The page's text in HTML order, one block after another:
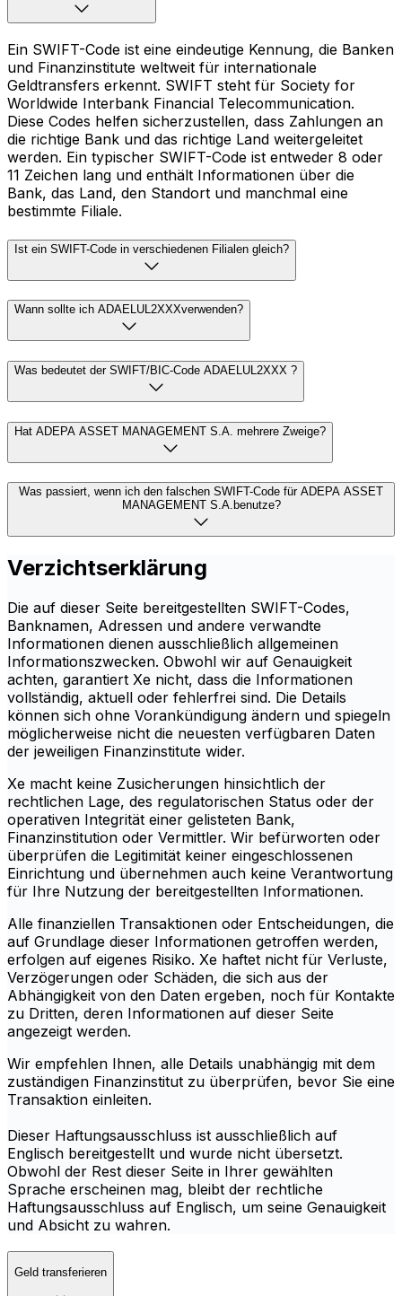
Ein SWIFT-Code ist eine eindeutige Kennung, die Banken
und Finanzinstitute weltweit für internationale
Geldtransfers erkennt. SWIFT steht für Society for
Worldwide Interbank Financial Telecommunication.
Diese Codes helfen sicherzustellen, dass Zahlungen an
die richtige Bank und das richtige Land weitergeleitet
werden. Ein typischer SWIFT-Code ist entweder 8 oder
11 Zeichen lang und enthält Informationen über die
Bank, das Land, den Standort und manchmal eine
bestimmte Filiale.
Ist ein SWIFT-Code in verschiedenen Filialen gleich?
Wann sollte ich ADAELUL2XXXverwenden?
Was bedeutet der SWIFT/BIC-Code ADAELUL2XXX ?
Hat ADEPA ASSET MANAGEMENT S.A. mehrere Zweige?
Was passiert, wenn ich den falschen SWIFT-Code für ADEPA ASSET
MANAGEMENT S.A.benutze?
Verzichtserklärung
Die auf dieser Seite bereitgestellten SWIFT-Codes,
Banknamen, Adressen und andere verwandte
Informationen dienen ausschließlich allgemeinen
Informationszwecken. Obwohl wir auf Genauigkeit
achten, garantiert Xe nicht, dass die Informationen
vollständig, aktuell oder fehlerfrei sind. Die Details
können sich ohne Vorankündigung ändern und spiegeln
möglicherweise nicht die neuesten verfügbaren Daten
der jeweiligen Finanzinstitute wider.
Xe macht keine Zusicherungen hinsichtlich der
rechtlichen Lage, des regulatorischen Status oder der
operativen Integrität einer gelisteten Bank,
Finanzinstitution oder Vermittler. Wir befürworten oder
überprüfen die Legitimität keiner eingeschlossenen
Einrichtung und übernehmen auch keine Verantwortung
für Ihre Nutzung der bereitgestellten Informationen.
Alle finanziellen Transaktionen oder Entscheidungen, die
auf Grundlage dieser Informationen getroffen werden,
erfolgen auf eigenes Risiko. Xe haftet nicht für Verluste,
Verzögerungen oder Schäden, die sich aus der
Abhängigkeit von den Daten ergeben, noch für Kontakte
zu Dritten, deren Informationen auf dieser Seite
angezeigt werden.
Wir empfehlen Ihnen, alle Details unabhängig mit dem
zuständigen Finanzinstitut zu überprüfen, bevor Sie eine
Transaktion einleiten.
Dieser Haftungsausschluss ist ausschließlich auf
Englisch bereitgestellt und wurde nicht übersetzt.
Obwohl der Rest dieser Seite in Ihrer gewählten
Sprache erscheinen mag, bleibt der rechtliche
Haftungsausschluss auf Englisch, um seine Genauigkeit
und Absicht zu wahren.
Geld transferieren